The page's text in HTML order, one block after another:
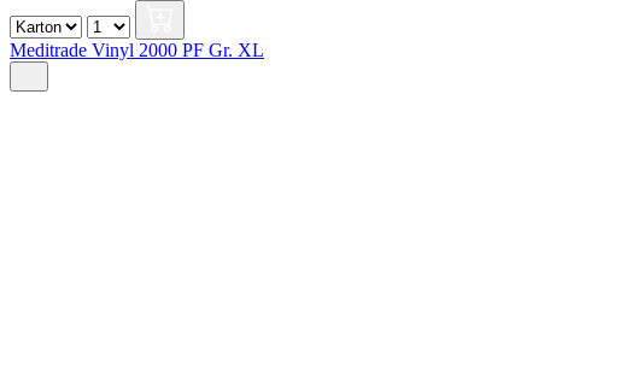
Meditrade Vinyl 2000 PF Gr. XL